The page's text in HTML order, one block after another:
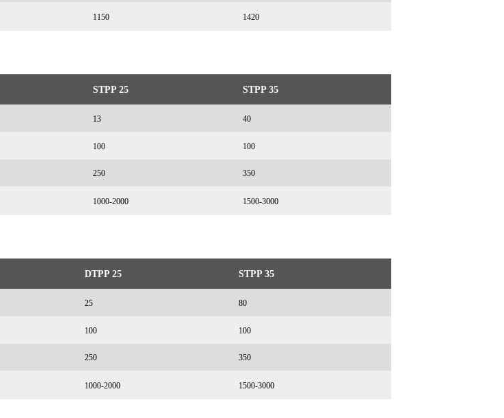
1150 1420
STPP 25 STPP 35
13 40
100 100
250 350
1000-2000 1500-3000
DTPP 25 STPP 35
25 80
100 100
250 350
1000-2000 1500-3000